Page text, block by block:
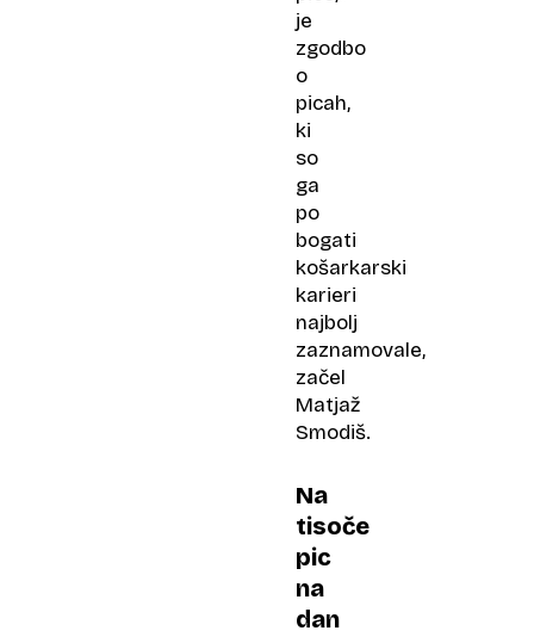
je
zgodbo
o
picah,
ki
so
ga
po
bogati
košarkarski
karieri
najbolj
zaznamovale,
začel
Matjaž
Smodiš.
Na
tisoče
pic
na
dan